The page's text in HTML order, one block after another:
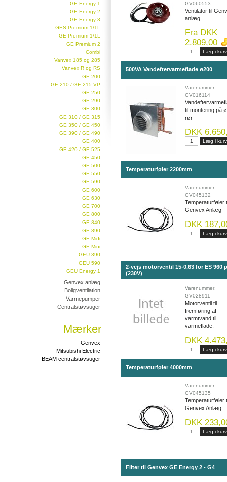
GE Energy 1
GE Energy 2
GE Energy 3
GES Premium 1/1L
GE Premium 1/1L
GE Premium 2
Combi
Vanvex 185 og 285
Vanvex R og RS
GE 200
GE 210 / GE 215 VP
GE 250
GE 290
GE 300
GE 310 / GE 315
GE 350 / GE 450
GE 390 / GE 490
GE 400
GE 420 / GE 525
GE 450
GE 500
GE 550
GE 590
GE 600
GE 630
GE 700
GE 800
GE 840
GE 890
GE Midi
GE Mini
GEU 390
GEU 590
GEU Energy 1
Genvex anlæg
Boligventilation
Varmepumper
Centralstøvsuger
Mærker
Genvex
Mitsubishi Electric
BEAM centralstøvsuger
GV060553
Ventilator til
anlæg
Fra DKK
2.809,00
500VA Vandeftervarmeflade ø200
Varenummer:
GV016114
til montering på
rør
DKK
Temperaturføler 2200mm
Varenummer:
GV045132
Temperaturføler
Genvex Anlæg
DKK
2-vejs motorventil 15-0,63 for ES 960
(230V)
Varenummer:
GV028911
Motorventil til
fremføring af
varmtvand til
varmeflade.
DKK
Temperaturføler 4000mm
Varenummer:
GV045135
Temperaturføler
Genvex Anlæg
DKK
Filter til Genvex GE Energy 2 - G4